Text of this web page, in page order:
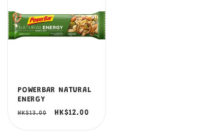
POWERBAR NATURAL
ENERGY
定
HK$13.00
售
HK$12.00